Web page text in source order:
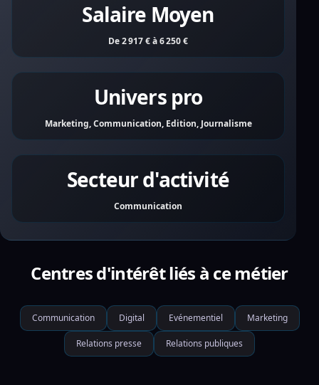
Salaire Moyen
De 2 917 € à 6 250 €
Univers pro
Marketing, Communication, Edition, Journalisme
Secteur d'activité
Communication
Centres d'intérêt liés à ce métier
Communication Digital Evénementiel Marketing
Relations presse Relations publiques